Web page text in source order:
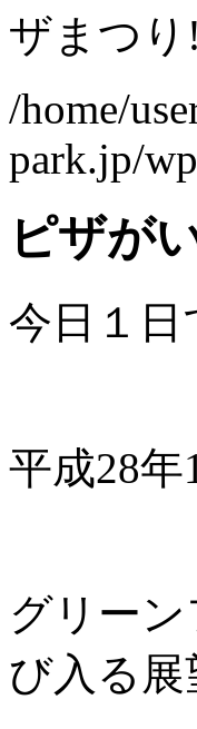
ザまつり
/home/
park.jp/
ピザが
今日１
平成
グリー
び入る